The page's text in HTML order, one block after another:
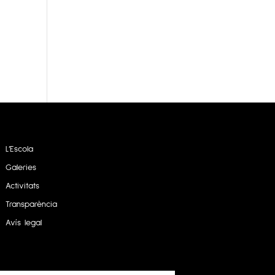
L’Escola
Galeries
Activitats
Transparència
Avís legal